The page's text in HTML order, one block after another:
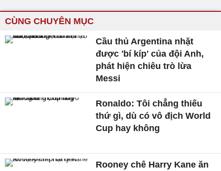
CÙNG CHUYÊN MỤC
Cầu thủ Argentina nhặt
được 'bí kíp' của đội Anh,
phát hiện chiêu trò lừa
Messi
Ronaldo: Tôi chẳng thiếu
thứ gì, dù có vô địch World
Cup hay không
Rooney chê Harry Kane ăn